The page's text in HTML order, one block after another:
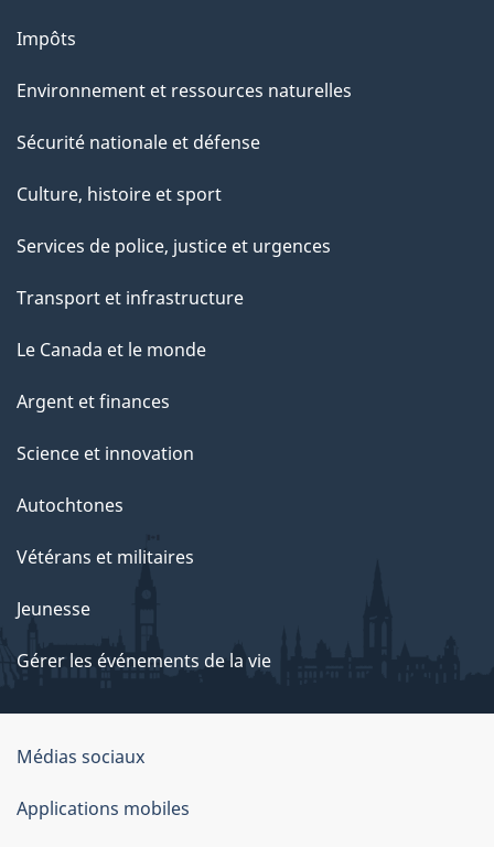
Impôts
Environnement et ressources naturelles
Sécurité nationale et défense
Culture, histoire et sport
Services de police, justice et urgences
Transport et infrastructure
Le Canada et le monde
Argent et finances
Science et innovation
Autochtones
Vétérans et militaires
Jeunesse
Gérer les événements de la vie
Organisation
du
gouvernement
Médias sociaux
Applications mobiles